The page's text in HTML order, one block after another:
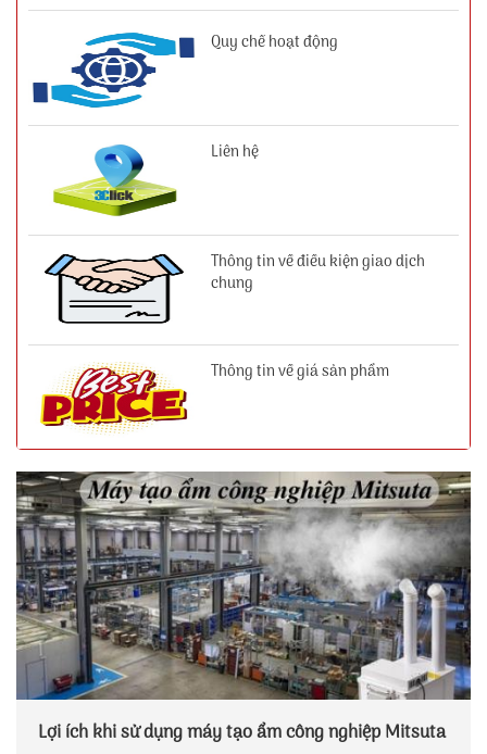
Quy chế hoạt động
Liên hệ
Thông tin về điều kiện giao dịch
chung
Thông tin về giá sản phẩm
Lợi ích khi sử dụng máy tạo ẩm công nghiệp Mitsuta